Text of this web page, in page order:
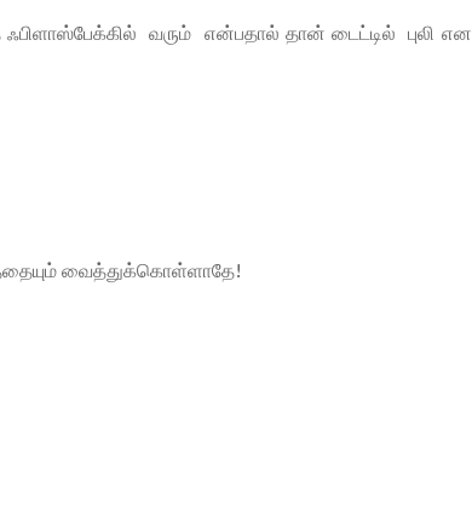
வரும் என்பதால் தான் டைட்டில் புலி என
வைத்துக்கொள்ளாதே!